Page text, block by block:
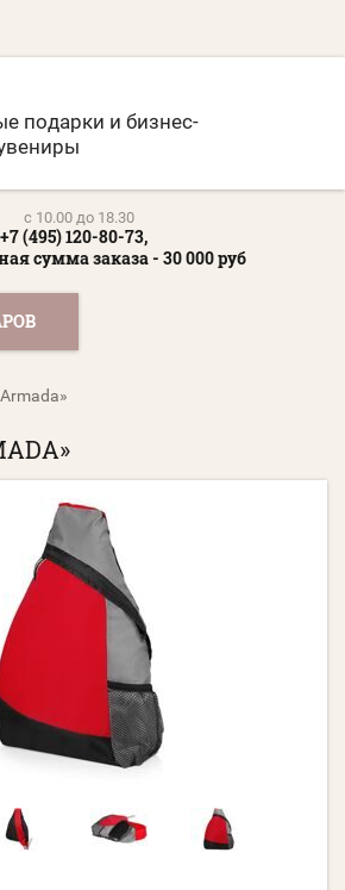
подарки и бизнес-
c 10.00 до 18.30
+7 (495) 120-80-73,
сумма заказа - 30 000 руб